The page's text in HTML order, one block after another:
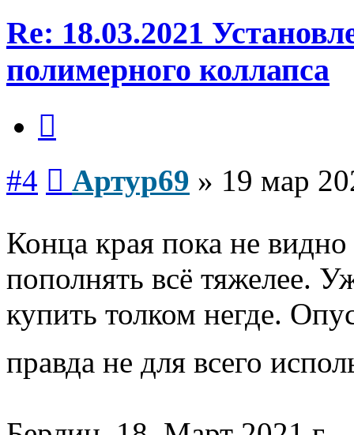
Re: 18.03.2021
полимерного коллапса
#4 Артур69 » 19 мар
Конца края пока не видно
пополнять всё тяжелее.
купить толком негде.
правда не для всего